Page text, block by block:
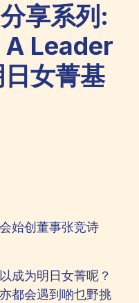
享系列:
Leader
女菁基
始创董事张竞诗
成为明日女菁呢？
都会遇到啲乜野挑